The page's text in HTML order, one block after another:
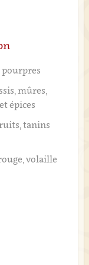
pourpres
mûres,
épices
tanins
volaille